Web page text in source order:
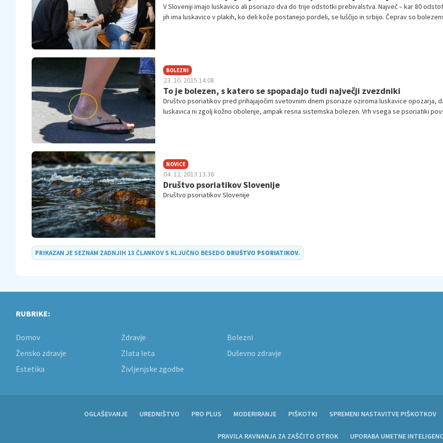
V Sloveniji imajo luskavico ali psoriazo dva do trije odstotki prebivalstva. Največ – kar 80
jih ima luskavico v plakih, ko deli kože postanejo pordeli, se luščijo in srbijo. Čeprav so
BOLEZNI
23. 10. 2015 14.08
To je bolezen, s katero se spopadajo tudi največji zvezdniki
Društvo psoriatikov pred prihajajočim svetovnim dnem psoriaze oziroma luskavice opozarja,
luskavica ni zgolj kožno obolenje, ampak resna sistemska bolezen. Vrh vsega se psoriatiki
NOVICE
04. 12. 2013 13.36
Društvo psoriatikov Slovenije
Društvo psoriatikov Slovenije
PRIKAZAN JE SEZNAM ZADNJIH 13 ČLANKOV S KLJUČNO BESEDO DRUŠTVO PSORIATIKOV.
RUBRIKE:
Domov Zdravje
Bolezni
Žensko zdravje
Zlata leta
Duševno zdravje
Estetika
Življenjske zgodbe
OGLAŠEVANJE UREDNIŠTVO PRO PLUS MODERIRANJE PIŠKOTKI SPREMENI NASTAVITVE PIŠKOTKOV
PRAVILA RAVNANJA ZA ZAŠČITO OTROK UPORABA UMETNE